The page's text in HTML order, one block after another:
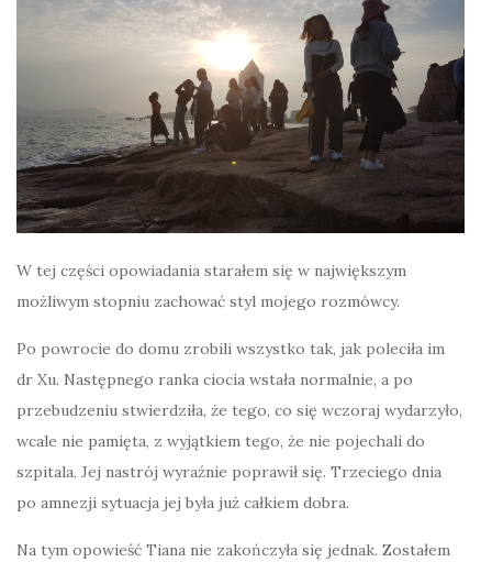
W tej części opowiadania starałem się w największym
możliwym stopniu zachować styl mojego rozmówcy.
Po powrocie do domu zrobili wszystko tak, jak poleciła im
dr Xu. Następnego ranka ciocia wstała normalnie, a po
przebudzeniu stwierdziła, że ​​tego, co się wczoraj wydarzyło,
wcale nie pamięta, z wyjątkiem tego, że nie pojechali do
szpitala. Jej nastrój wyraźnie poprawił się. Trzeciego dnia
po amnezji sytuacja jej była już całkiem dobra.
Na tym opowieść Tiana nie zakończyła się jednak. Zostałem